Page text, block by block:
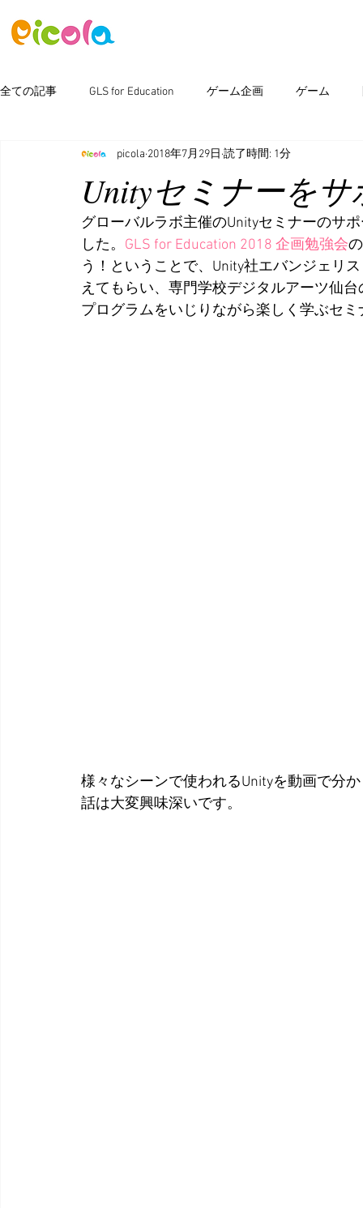
全ての記事 GLS for Education ゲーム企画 ゲーム
ピコラボ08號講座 Photoshop 新製品情報
Unityセミナーをサ
picola 2018年7月29日 読了時間: 1分
グローバルラボ主催のUnityセミナーのサ
した。 GLS for Education 2018 企画勉強会
う！ということで、Unity社エバンジェリ
えてもらい、専門学校デジタルアーツ仙
プログラムをいじりながら楽しく学ぶセミ
様々なシーンで使われるUnityを動画で分
話は大変興味深いです。